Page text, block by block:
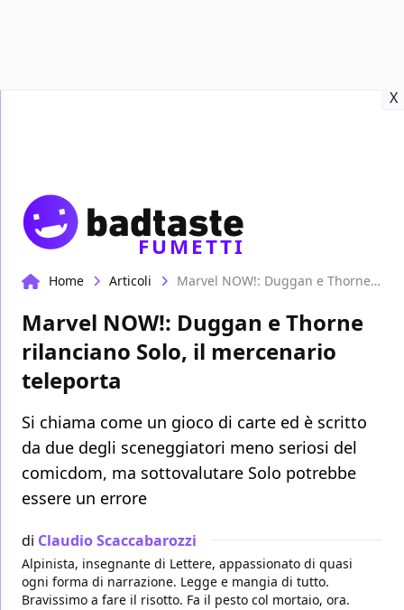
X
FUMETTI
Home Articoli Marvel NOW!: Duggan e Thorne rilanciano Solo, il mercenario teleporta
Marvel NOW!: Duggan e Thorne
rilanciano Solo, il mercenario
teleporta
Si chiama come un gioco di carte ed è scritto
da due degli sceneggiatori meno seriosi del
comicdom, ma sottovalutare Solo potrebbe
essere un errore
di Claudio Scaccabarozzi
Alpinista, insegnante di Lettere, appassionato di quasi
ogni forma di narrazione. Legge e mangia di tutto.
Bravissimo a fare il risotto. Fa il pesto col mortaio, ora.